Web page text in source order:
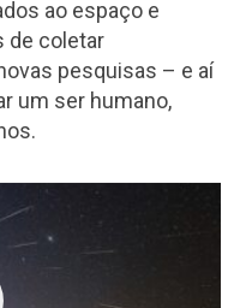
ao espaço e
de coletar
pesquisas – e aí
um ser humano,